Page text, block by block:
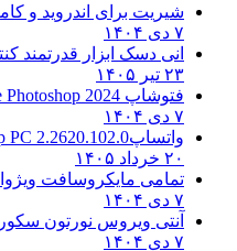
شیریت برای اندروید و کامپیوتر
انی دسک ابزار قدرتمند کنترل
فتوشاپ CC 2025Adobe Photoshop 2024
واتساپPC 2.2620.102.0
تمامی مایکروسافت ویژوال CC++
آنتی ویروس نورتون سکوریتی